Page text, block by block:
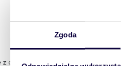
Zgoda
z czynszu przez okres 12